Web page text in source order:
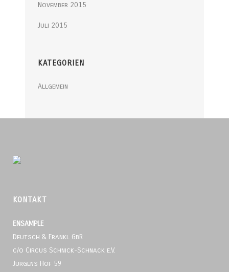
November 2015
Juli 2015
KATEGORIEN
Allgemein
KONTAKT
ENSAMPLE
Deutsch & Frankl GbR
c/o Circus Schnick-Schnack e.V.
Jürgens Hof 59